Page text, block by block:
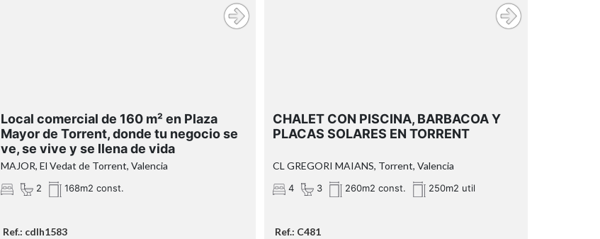
Local comercial de 160 m² en Plaza
Mayor de Torrent, donde tu negocio se
ve, se vive y se llena de vida
MAJOR, El Vedat de Torrent, Valencia
2 168m2 const.
Ref.: cdlh1583
CHALET CON PISCINA, BARBACOA Y
PLACAS SOLARES EN TORRENT
CL GREGORI MAIANS, Torrent, Valencia
4 3 260m2 const. 250m2 util
Ref.: C481